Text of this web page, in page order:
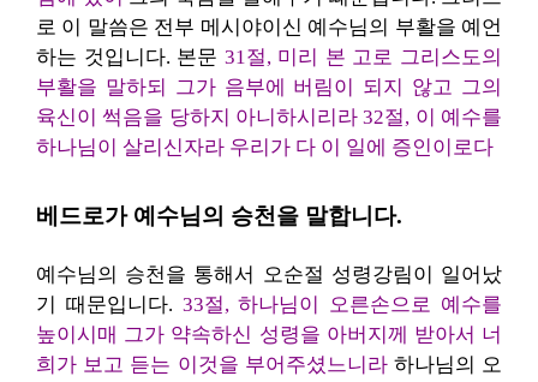
로 이 말씀은 전부 메시야이신 예수님의 부활을 예언
하는 것입니다. 본문 31절, 미리 본 고로 그리스도의
부활을 말하되 그가 음부에 버림이 되지 않고 그의
육신이 썩음을 당하지 아니하시리라32절, 이 예수를
하나님이 살리신자라 우리가 다 이 일에 증인이로다
베드로가 예수님의 승천을 말합니다.
예수님의 승천을 통해서 오순절 성령강림이 일어났
기 때문입니다. 33절, 하나님이 오른손으로 예수를
높이시매 그가 약속하신 성령을 아버지께 받아서 너
희가 보고 듣는 이것을 부어주셨느니라 하나님의 오